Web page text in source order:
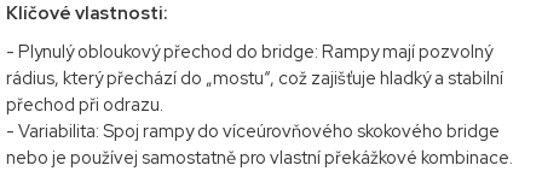
Klíčové vlastnosti:
- Plynulý obloukový přechod do bridge: Rampy mají pozvolný
rádius, který přechází do „mostu“, což zajišťuje hladký a stabilní
přechod při odrazu.
- Variabilita: Spoj rampy do víceúrovňového skokového bridge
nebo je používej samostatně pro vlastní překážkové kombinace.